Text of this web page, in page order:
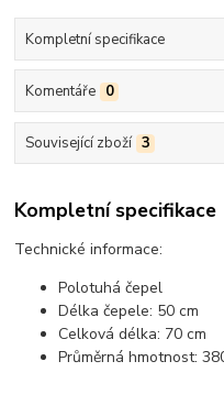
Kompletní specifikace
Komentáře 0
Související zboží 3
Kompletní specifikace
Technické informace:
Polotuhá čepel
Délka čepele: 50 cm
Celková délka: 70 cm
Průměrná hmotnost: